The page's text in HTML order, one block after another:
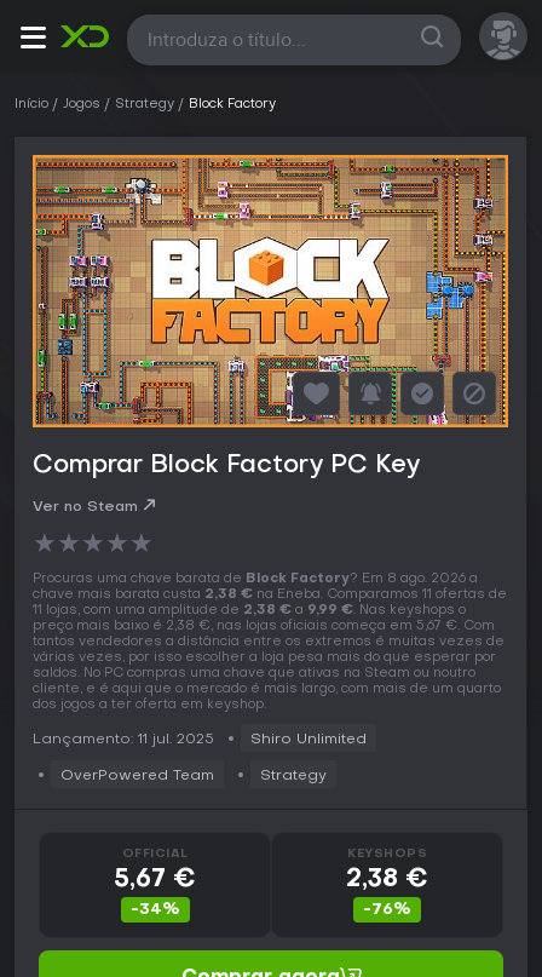
Todas
Início Jogos Strategy Block Factory
Comprar Block Factory PC Key
Ver no Steam
★★★★★
Procuras uma chave barata de Block Factory? Em 8 ago. 2026 a
chave mais barata custa 2,38 € na Eneba. Comparamos 11 ofertas de
11 lojas, com uma amplitude de 2,38 € a 9,99 €. Nas keyshops o
preço mais baixo é 2,38 €, nas lojas oficiais começa em 5,67 €. Com
tantos vendedores a distância entre os extremos é muitas vezes de
várias vezes, por isso escolher a loja pesa mais do que esperar por
saldos. No PC compras uma chave que ativas na Steam ou noutro
cliente, e é aqui que o mercado é mais largo, com mais de um quarto
dos jogos a ter oferta em keyshop.
Lançamento: 11 jul. 2025 Shiro Unlimited
OverPowered Team Strategy
OFFICIAL
5,67 €
-34%
KEYSHOPS
2,38 €
-76%